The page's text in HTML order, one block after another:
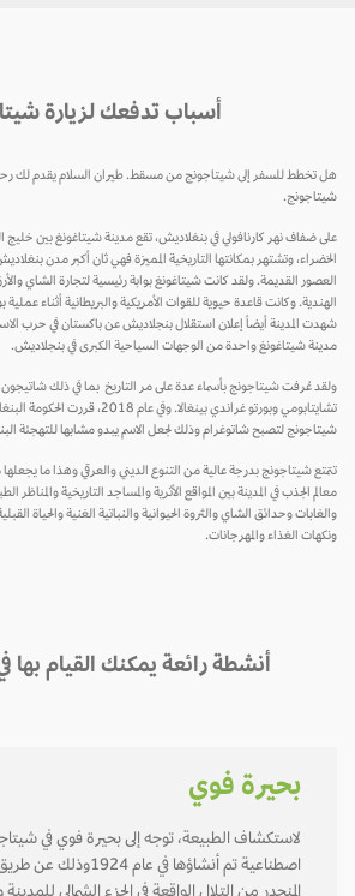
أسباب تدفعك لزيارة
هل تخطط للسفر إلى شيتاجونج من مسقط. طيران السلام يقدم لك رحلات
شيتاجونج.
على ضفاف نهر كارنافولي في بنغلاديش، تقع مدينة شيتاغونغ بين خليج
الخضراء، وتشتهر بمكانتها التاريخية المميزة فهي ثان أكبر مدن
العصور القديمة. ولقد كانت شيتاغونغ بوابة رئيسية لتجارة الشاي والأرز
الهندية. وكانت قاعدة حيوية للقوات الأمريكية والبريطانية أثناء عملية بورما
مدينة شيتاغونغ واحدة من الوجهات السياحية الكبرى في بنجلاديش.
ولقد عُرفت شيتاجونج بأسماء عدة على مر التاريخ بما في ذلك شاتيجون،
تشايتابومي وبورتو غراندي بينغالا. وفي عام
شيتاجونج لتصبح شاتوغرام وذلك لجعل الاسم يبدو مشابها للتهجئة
تتمتع شيتاجونج بدرجة عالية من التنوع الديني والعرقي وهذا ما يجعلها
معالم الجذب في المدينة بين المواقع الأثرية والمساجد التاريخية والمناظر
والغابات وحدائق الشاي والثروة الحيوانية والنباتية الغنية والحياة القبلية
ونكهات الغذاء والمهرجانات.
أنشطة رائعة يمكنك القيام بها
بحيرة فوي
لاستكشاف الطبيعة، توجه إلى بحيرة فوي في
اصطناعية تم أنشاؤها في عام